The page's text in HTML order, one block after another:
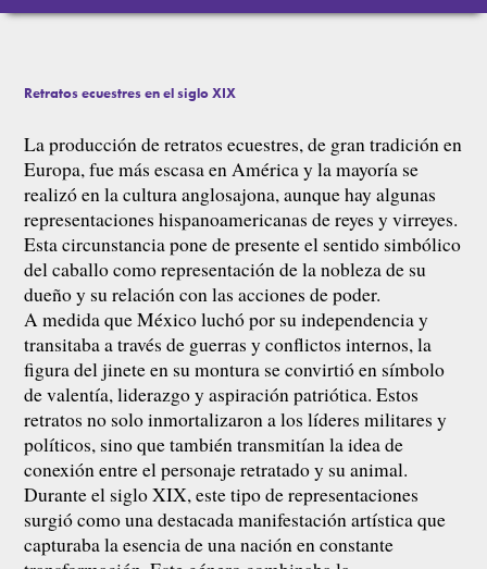
Retratos ecuestres en el siglo XIX
La producción de retratos ecuestres, de gran tradición en
Europa, fue más escasa en América y la mayoría se
realizó en la cultura anglosajona, aunque hay algunas
representaciones hispanoamericanas de reyes y virreyes.
Esta circunstancia pone de presente el sentido simbólico
del caballo como representación de la nobleza de su
dueño y su relación con las acciones de poder.
A medida que México luchó por su independencia y
transitaba a través de guerras y conflictos internos, la
figura del jinete en su montura se convirtió en símbolo
de valentía, liderazgo y aspiración patriótica. Estos
retratos no solo inmortalizaron a los líderes militares y
políticos, sino que también transmitían la idea de
conexión entre el personaje retratado y su animal.
Durante el siglo XIX, este tipo de representaciones
surgió como una destacada manifestación artística que
capturaba la esencia de una nación en constante